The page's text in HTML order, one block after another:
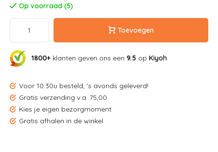
Op voorraad (5)
Toevoegen
1800+ klanten geven ons een 9.5 op Kiyoh
Voor 10:30u besteld, 's avonds geleverd!
Gratis verzending v.a. 75,00
Kies je eigen bezorgmoment
Gratis afhalen in de winkel